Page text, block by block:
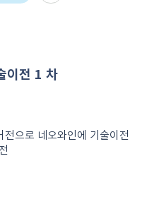
이전 1 차
으로 네오와인에 기술이전